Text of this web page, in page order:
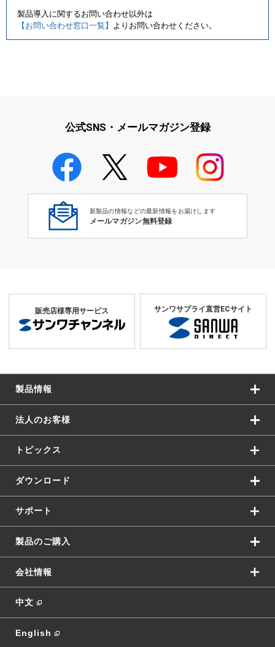
製品導入に関するお問い合わせ以外は
【お問い合わせ窓口一覧】 よりお問い合わせください。
公式SNS・メールマガジン登録
新製品の情報などの最新情報をお届けします
メールマガジン無料登録
販売店様専用サービス サンワサプライ直営ECサイト
製品情報
法人のお客様
トピックス
ダウンロード
サポート
製品のご購入
会社情報
中文
English